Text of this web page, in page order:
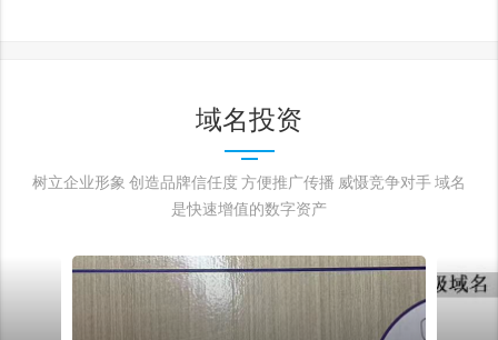
域名投资
树立企业形象 创造品牌信任度 方便推广传播 威慑竞争对手 域名
是快速增值的数字资产